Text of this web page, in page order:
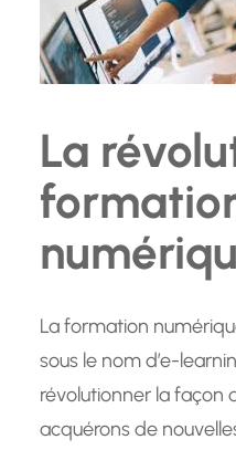
La
La formation
sous le nom d’e-
révolutionner la façon
acquérons de